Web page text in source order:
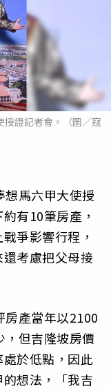
授證記者會。（圖／寇
馬六甲大使授
有10筆房產，
爭影響行程，
考慮把父母接
房產當年以2100
但吉隆坡房價
於低點，因此
想法，「我吉